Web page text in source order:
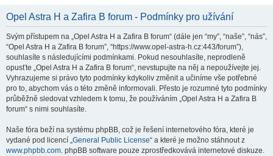
Opel Astra H a Zafira B forum - Podmínky pro užívání
Svým přístupem na „Opel Astra H a Zafira B forum“ (dále jen “my”, “naše”, “nás”,
“Opel Astra H a Zafira B forum”, “https://www.opel-astra-h.cz:443/forum”),
souhlasíte s následujícími podmínkami. Pokud nesouhlasíte, neprodleně
opusťte „Opel Astra H a Zafira B forum“, nevstupujte na něj a nepoužívejte jej.
Vyhrazujeme si právo tyto podmínky kdykoliv změnit a učiníme vše potřebné
pro to, abychom vás o této změně informovali. Přesto je rozumné tyto podmínky
průběžně sledovat vzhledem k tomu, že používáním „Opel Astra H a Zafira B
forum“ s nimi souhlasíte.
Naše fóra beží na systému phpBB, což je řešení internetového fóra, které je
vydané pod licencí „General Public License“ a které je možno stáhnout z
www.phpbb.com. phpBB software pouze zprostředkovává internetové diskuze.